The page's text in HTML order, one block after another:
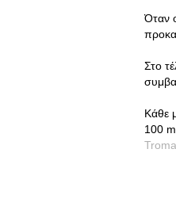
Όταν
Στο
Κάθε
100